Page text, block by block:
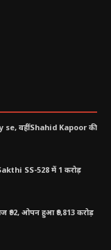
वहीं Shahid Kapoor की
SS-528 में 1 करोड़
ओपन हुआ ₹9,813 करोड़